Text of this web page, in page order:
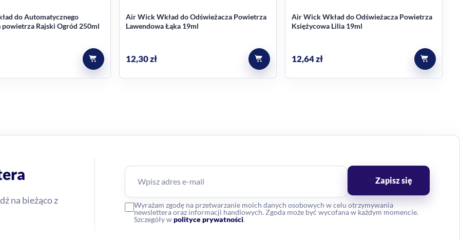
do Automatycznego
powietrza Rajski Ogród 250ml
Air Wick Wkład do Odświeżacza Powietrza
Lawendowa Łąka 19ml
12,30zł
Air Wick Wkład do Odświeżacza Powietrza
Księżycowa Lilia 19ml
12,64zł
na bieżąco z
Wyrażam zgodę na przetwarzanie moich danych osobowych w celu otrzymywania
newslettera oraz informacji handlowych. Zgoda może być wycofana w każdym momencie.
Szczegóły wpolityce prywatności.
Zapisz się